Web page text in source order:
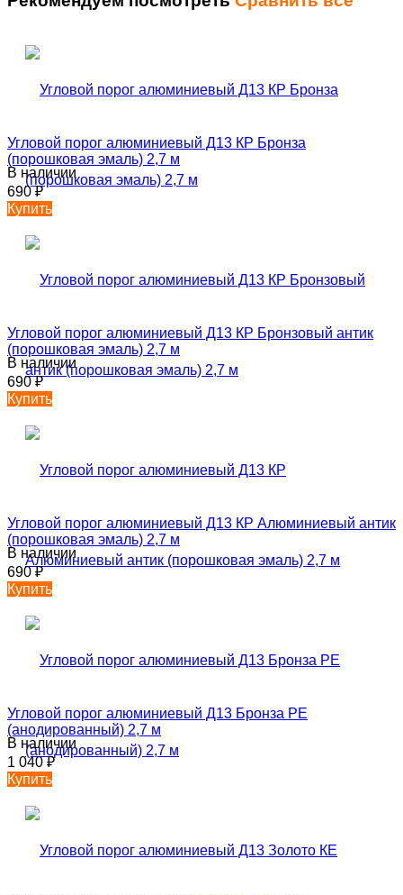
Угловой порог алюминиевый Д13 КР Бронза
(порошковая эмаль) 2,7 м
В наличии
690₽
Купить
Угловой порог алюминиевый Д13 КР Бронзовый антик
(порошковая эмаль) 2,7 м
В наличии
690₽
Купить
Угловой порог алюминиевый Д13 КР Алюминиевый антик
(порошковая эмаль) 2,7 м
В наличии
690₽
Купить
Угловой порог алюминиевый Д13 Бронза РЕ
(анодированный) 2,7 м
В наличии
1 040₽
Купить